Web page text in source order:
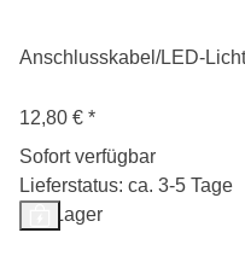
Anschlusskabel/LED-
12,80 € *
Sofort verfügbar
Lieferstatus: ca. 3-5 Tage
Auf Lager